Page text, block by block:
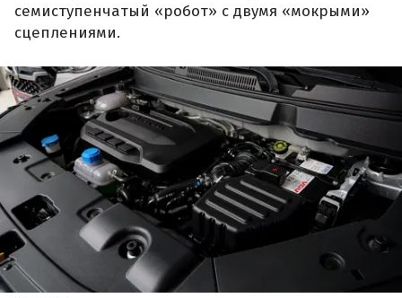
семиступенчатый «робот» с двумя «мокрыми»
сцеплениями.